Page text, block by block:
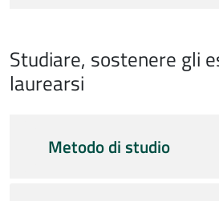
Studiare, sostenere gli
laurearsi
Metodo di studio